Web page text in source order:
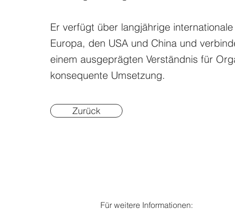
Er verfügt über langjährige
Europa, den USA und China und
einem ausgeprägten Verständnis für
konsequente Umsetzung.
Zurück
Für weitere Informationen: